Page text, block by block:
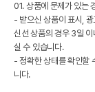
01. 상품에 문제가 있는
- 받으신 상품이 표시,
신선 상품의 경우 3일
실 수 있습니다.
- 정확한 상태를 확인할
니다.